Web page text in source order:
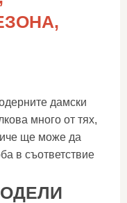
дамски
много от тях,
ще може да
в съответствие